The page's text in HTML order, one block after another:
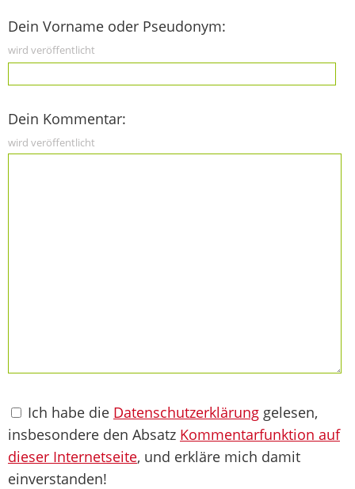
Dein Vorname oder Pseudonym:
wird veröffentlicht
Dein Kommentar:
wird veröffentlicht
Ich habe die Datenschutzerklärung gelesen,
insbesondere den Absatz Kommentarfunktion auf
dieser Internetseite, und erkläre mich damit
einverstanden!